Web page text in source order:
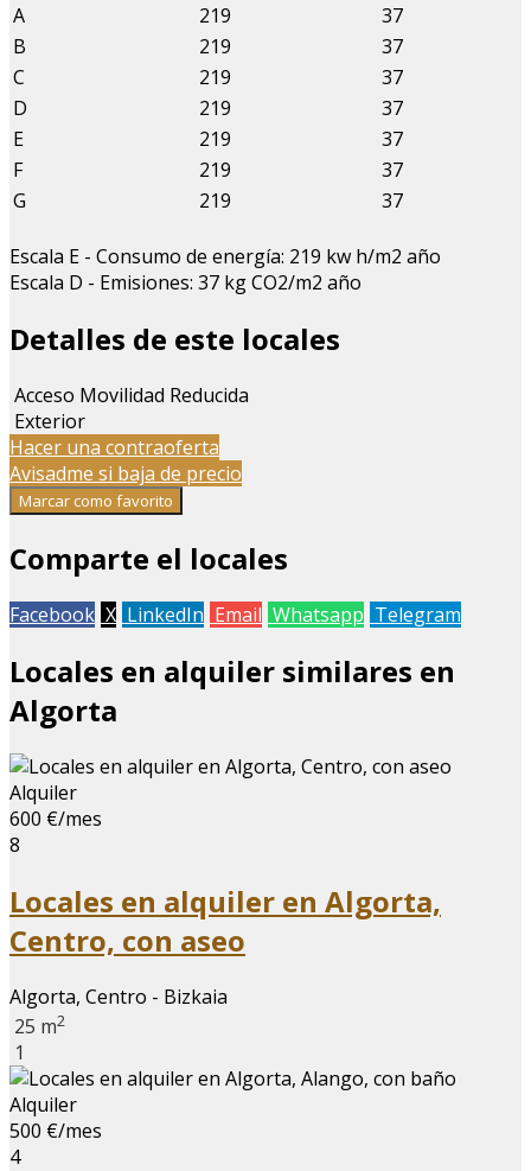
A
219
37
B
219
37
C
219
37
D
219
37
E
219
37
F
219
37
G
219 37
Escala E - Consumo de energía: 219 kw h/m2 año
Escala D - Emisiones: 37 kg CO2/m2 año
Detalles de este locales
Acceso Movilidad Reducida
Exterior
Hacer una contraoferta
Avisadme si baja de precio
Marcar como favorito
Comparte el locales
Facebook X LinkedIn Email Whatsapp Telegram
Locales en alquiler similares en
Algorta
Alquiler
600 €/mes
8
Locales en alquiler en Algorta,
Centro, con aseo
Algorta, Centro - Bizkaia
25 m2
1
Alquiler
500 €/mes
4